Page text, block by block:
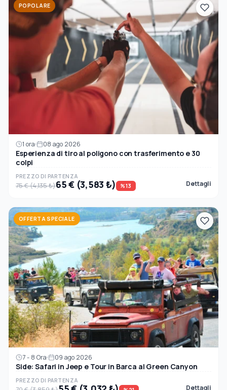
POPOLARE
1 ora 08 ago 2026
Esperienza di tiro al poligono con trasferimento e 30
colpi
PREZZO DI PARTENZA
75 € (4,135 ₺)65 € (3,583 ₺) %13 Dettagli
OFFERTA SPECIALE
7 - 8 Ora 09 ago 2026
Side: Safari in Jeep e Tour in Barca al Green Canyon
PREZZO DI PARTENZA
Dettagli